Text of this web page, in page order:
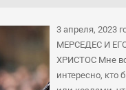
3 апреля, 2023
МЕРСЕДЕС И
ХРИСТОС Мне
интересно, кто